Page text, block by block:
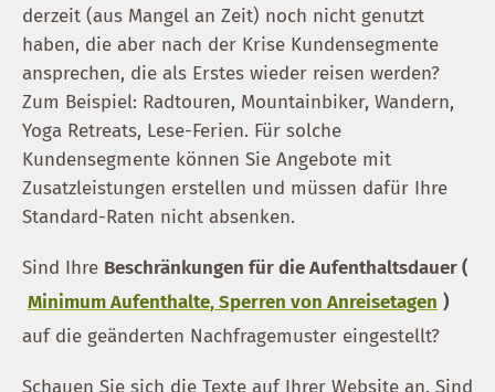
derzeit (aus Mangel an Zeit) noch nicht genutzt
haben, die aber nach der Krise Kundensegmente
ansprechen, die als Erstes wieder reisen werden?
Zum Beispiel: Radtouren, Mountainbiker, Wandern,
Yoga Retreats, Lese-Ferien. Für solche
Kundensegmente können Sie Angebote mit
Zusatzleistungen erstellen und müssen dafür Ihre
Standard-Raten nicht absenken.
Sind Ihre Beschränkungen für die Aufenthaltsdauer (
Minimum Aufenthalte, Sperren von Anreisetagen )
auf die geänderten Nachfragemuster eingestellt?
Schauen Sie sich die Texte auf Ihrer Website an. Sind